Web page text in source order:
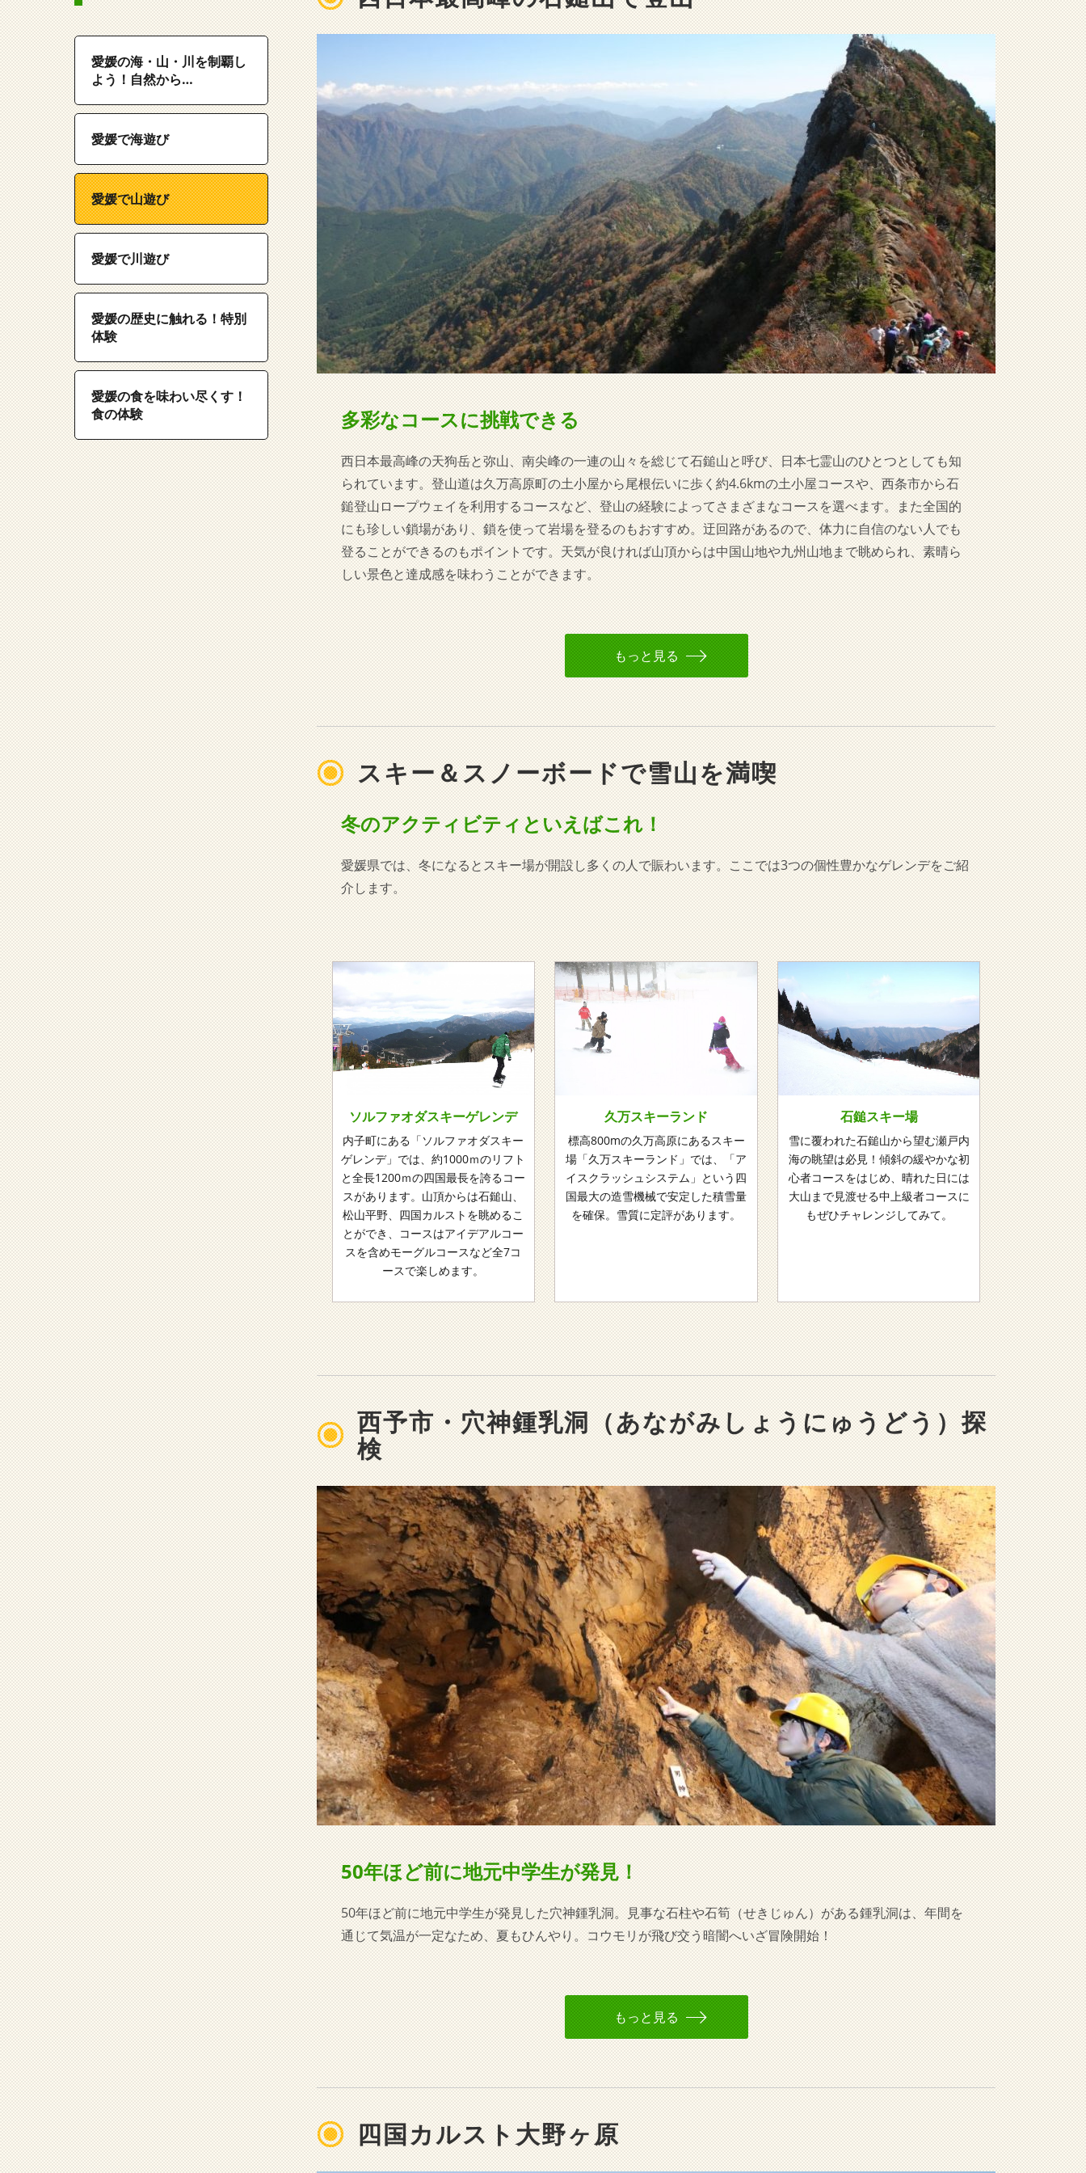
愛媛の海・山・川を制覇し
よう！自然から…
愛媛で海遊び
愛媛で山遊び
愛媛で川遊び
愛媛の歴史に触れる！特別
体験
愛媛の食を味わい尽くす！
食の体験
多彩なコースに挑戦できる
西日本最高峰の天狗岳と弥山、南尖峰の一連の山々を総じて石鎚山と呼び、日本七霊山のひとつとしても知
られています。登山道は久万高原町の土小屋から尾根伝いに歩く約4.6kmの土小屋コースや、西条市から石
鎚登山ロープウェイを利用するコースなど、登山の経験によってさまざまなコースを選べます。また全国的
にも珍しい鎖場があり、鎖を使って岩場を登るのもおすすめ。迂回路があるので、体力に自信のない人でも
登ることができるのもポイントです。天気が良ければ山頂からは中国山地や九州山地まで眺められ、素晴ら
しい景色と達成感を味わうことができます。
もっと見る
スキー＆スノーボードで雪山を満喫
冬のアクティビティといえばこれ！
愛媛県では、冬になるとスキー場が開設し多くの人で賑わいます。ここでは3つの個性豊かなゲレンデをご紹
介します。
ソルファオダスキーゲレンデ
内子町にある「ソルファオダスキー
ゲレンデ」では、約1000ｍのリフト
と全長1200ｍの四国最長を誇るコー
スがあります。山頂からは石鎚山、
松山平野、四国カルストを眺めるこ
とができ、コースはアイデアルコー
スを含めモーグルコースなど全7コ
ースで楽しめます。
久万スキーランド
標高800mの久万高原にあるスキー
場「久万スキーランド」では、「ア
イスクラッシュシステム」という四
国最大の造雪機械で安定した積雪量
を確保。雪質に定評があります。
石鎚スキー場
雪に覆われた石鎚山から望む瀬戸内
海の眺望は必見！傾斜の緩やかな初
心者コースをはじめ、晴れた日には
大山まで見渡せる中上級者コースに
もぜひチャレンジしてみて。
西予市・穴神鍾乳洞（あながみしょうにゅうどう）探
検
50年ほど前に地元中学生が発見！
50年ほど前に地元中学生が発見した穴神鍾乳洞。見事な石柱や石筍（せきじゅん）がある鍾乳洞は、年間を
通じて気温が一定なため、夏もひんやり。コウモリが飛び交う暗闇へいざ冒険開始！
もっと見る
四国カルスト大野ヶ原